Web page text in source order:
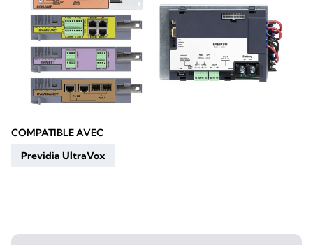
COMPATIBLE AVEC
Previdia UltraVox